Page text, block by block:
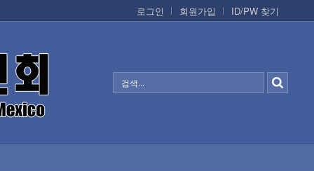
로그인
회원가입 ID/PW 찾기